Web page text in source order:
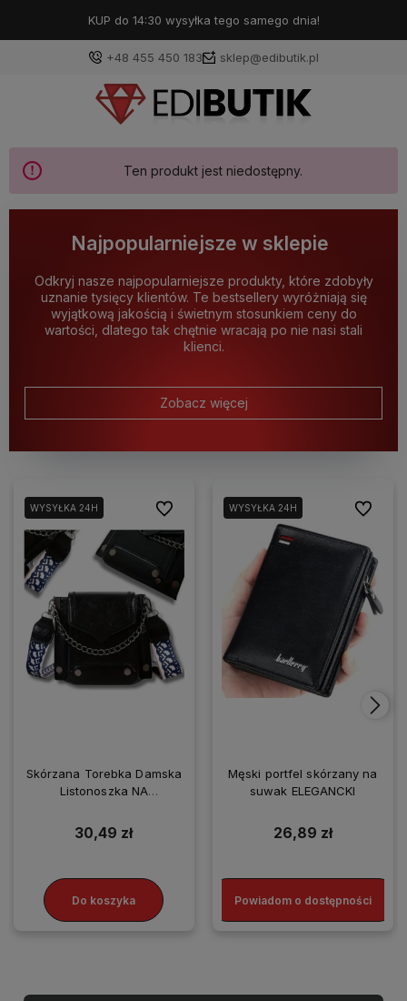
KUP do 14:30 wysyłka tego samego dnia!
+48 455 450 183 sklep@edibutik.pl
Ten produkt jest niedostępny.
Najpopularniejsze w sklepie
Odkryj nasze najpopularniejsze produkty, które zdobyły
uznanie tysięcy klientów. Te bestsellery wyróżniają się
wyjątkową jakością i świetnym stosunkiem ceny do
wartości, dlatego tak chętnie wracają po nie nasi stali
klienci.
Zobacz więcej
WYSYŁKA 24H
Skórzana Torebka Damska
Listonoszka NA
30,49 zł
Do koszyka
Do ulubionychWYSYŁKA 24H
Męski portfel skórzany na
suwak ELEGANCKI
26,89 zł
Powiadom o dostępności
Do